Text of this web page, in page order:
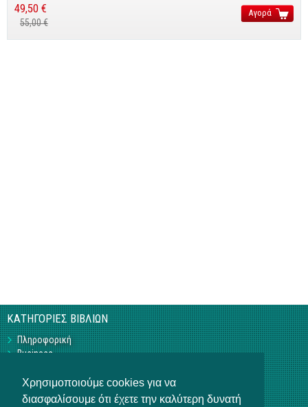
Χρησιμοποιούμε cookies για να
διασφαλίσουμε ότι έχετε την καλύτερη δυνατή
49,50 €
55,00 €
Αγορά
ΚΑΤΗΓΟΡΙΕΣ ΒΙΒΛΙΩΝ
Πληροφορική
Business
Γεωπονικά
Υπό Έκδοση